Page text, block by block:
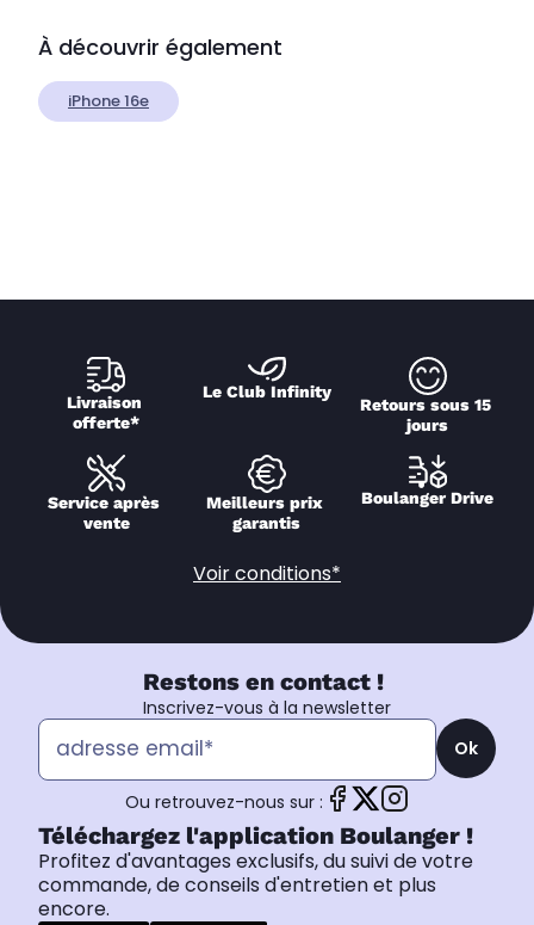
À découvrir également
iPhone 16e
Livraison
offerte*
Le Club Infinity
Retours sous 15
jours
Service après
vente
Meilleurs prix
garantis
Boulanger Drive
Voir conditions*
Restons en contact !
Inscrivez-vous à la newsletter
Ok
Ou retrouvez-nous sur :
Téléchargez l'application Boulanger !
Profitez d'avantages exclusifs, du suivi de votre
commande, de conseils d'entretien et plus
encore.